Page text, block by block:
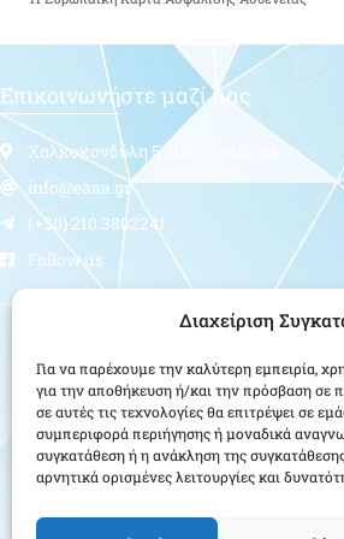
Διαχείριση
Για να παρέχουμε την καλύτερη εμπειρία,
για την αποθήκευση ή/και την πρόσβαση
σε αυτές τις τεχνολογίες θα επιτρέψει σε
συμπεριφορά περιήγησης ή μοναδικά
συγκατάθεση ή η ανάκληση της
αρνητικά ορισμένες λειτουργίες και
Επικοινωνήστε μαζί μας
Χαλκοκονδύλη 5, 10677 - Αθήνα
info@eaaa.gr
(+30) 210.3802241
Follow us